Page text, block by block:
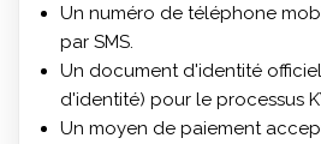
Un numéro de téléphone
par SMS.
Un document d'identité
d'identité) pour le processus
Un moyen de paiement